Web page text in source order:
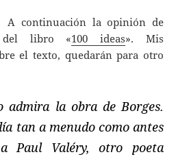
A continuación la opinión de
del libro «100 ideas». Mis
el texto, quedarán para otro
admira la obra de Borges.
tan a menudo como antes
Paul Valéry, otro poeta